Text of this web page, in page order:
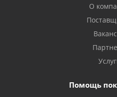
О
Помощь